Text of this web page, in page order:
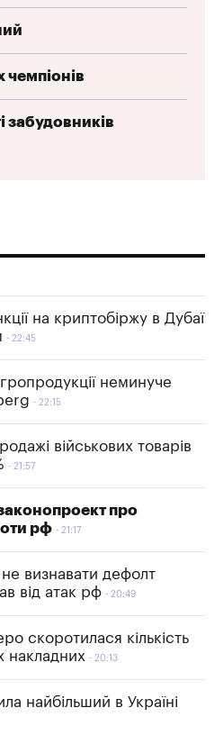
чемпіонів
забудовників
на криптобіржу в Дубаї
22:45
неминуче
22:15
військових товарів
21:57
про
рф
21:17
визнавати дефолт
від атак рф
20:49
скоротилася кількість
накладних
20:13
найбільший в Україні